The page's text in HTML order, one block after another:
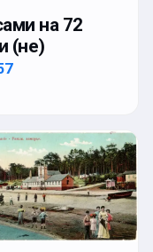
на 72
(не)